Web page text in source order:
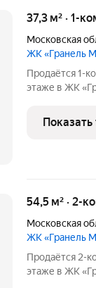
37,3 м² · 1-
Московская
ЖК «Гранель
Продаётся 1-
этаже в ЖК
улицу.
комплексного
54,5 м² · 2-
Московская
ЖК «Гранель
Продаётся 2-
этаже в ЖК